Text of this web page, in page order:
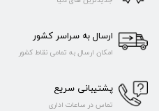
ارسال به سراسر کشور
امکان ارسال به تمامی نقاط کشور
پشتیبانی سریع
تماس در ساعات اداری